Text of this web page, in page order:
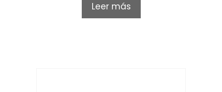
u
Leer más